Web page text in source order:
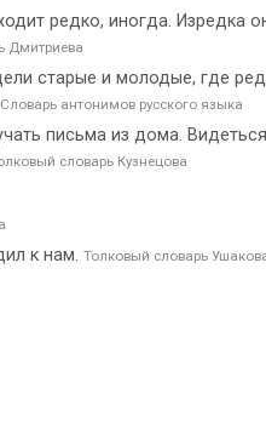
редко, иногда. Изредка
Дмитриева
старые и молодые, где
Словарь антонимов русского языка
письма из дома.
словарь Кузнецова
к нам. Толковый словарь